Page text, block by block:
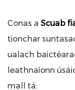
Conas a Scuab
tionchar
ualach
leathnaíonn
mall tá: